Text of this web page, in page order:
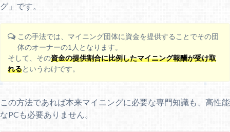
グ」です。
この手法では、マイニング団体に資金を提供することでその団
体のオーナーの1人となります。
そして、その資金の提供割合に比例したマイニング報酬が受け取
れるというわけです。
この方法であれば本来マイニングに必要な専門知識も、高性能
なPCも必要ありません。